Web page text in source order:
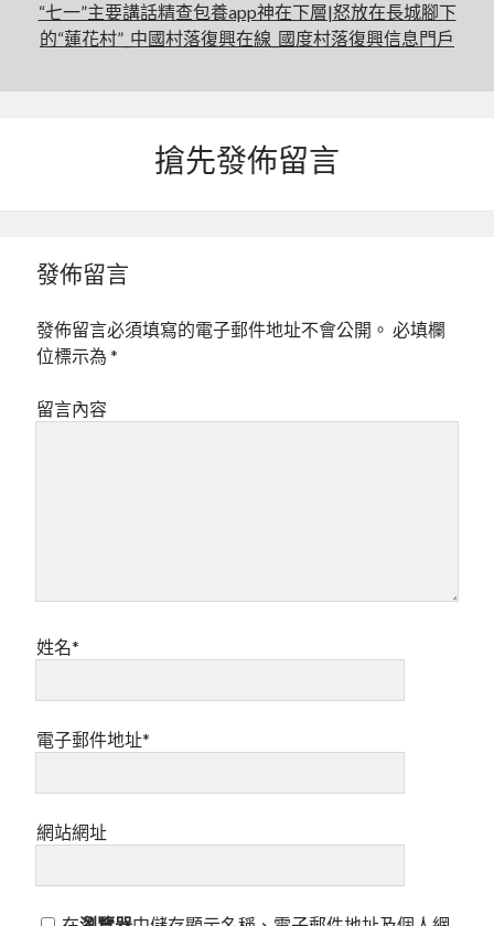
“七一”主要講話精查包養app神在下層|怒放在長城腳下
的“蓮花村”_中國村落復興在線_國度村落復興信息門戶
搶先發佈留言
發佈留言
發佈留言必須填寫的電子郵件地址不會公開。 必填欄
位標示為*
留言內容
姓名*
電子郵件地址*
網站網址